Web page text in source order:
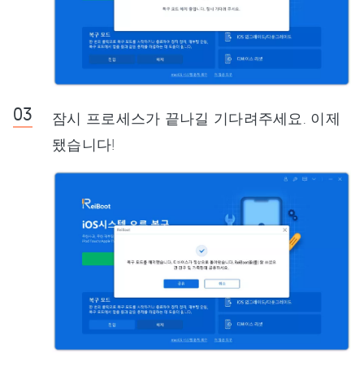
잠시 프로세스가 끝나길 기다려주세요. 이제
됐습니다!